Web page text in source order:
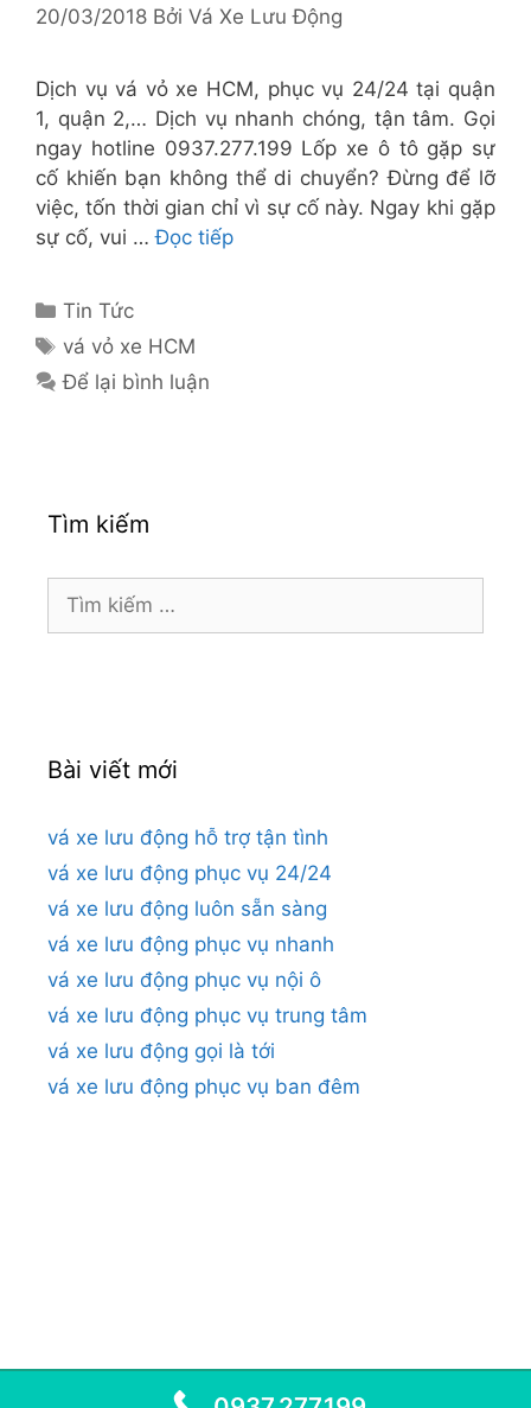
20/03/2018 Bởi Vá Xe Lưu Động
Dịch vụ vá vỏ xe HCM, phục vụ 24/24 tại quận
1, quận 2,… Dịch vụ nhanh chóng, tận tâm. Gọi
ngay hotline 0937.277.199 Lốp xe ô tô gặp sự
cố khiến bạn không thể di chuyển? Đừng để lỡ
việc, tốn thời gian chỉ vì sự cố này. Ngay khi gặp
sự cố, vui …Đọc tiếp
Danh
mục
Tin Tức
Thẻ
vá vỏ xe HCM
Để lại bình luận
Tìm kiếm
Tìm
Bài viết mới
vá xe lưu động hỗ trợ tận tình
vá xe lưu động phục vụ 24/24
vá xe lưu động luôn sẵn sàng
vá xe lưu động phục vụ nhanh
vá xe lưu động phục vụ nội ô
vá xe lưu động phục vụ trung tâm
vá xe lưu động gọi là tới
vá xe lưu động phục vụ ban đêm